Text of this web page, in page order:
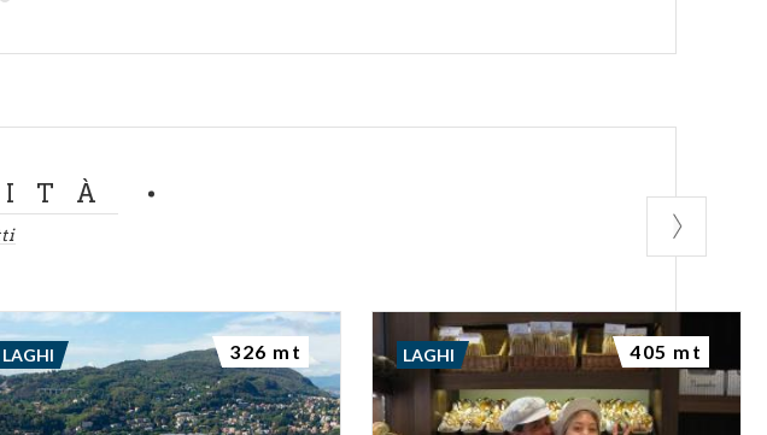
LAGHI 326 mt LAGHI 405 mt